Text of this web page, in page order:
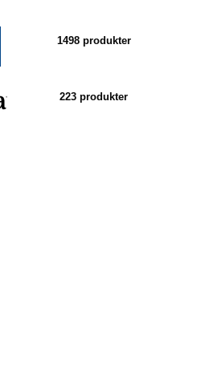
1498 produkter
223 produkter